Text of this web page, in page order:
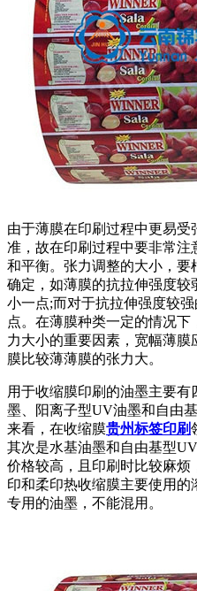
由于薄膜在印刷过程中更易
准，故在印刷过程中要非常
和平衡。张力调整的大小，
确定，如薄膜的抗拉伸强度
小一点;而对于抗拉伸强度较
点。在薄膜种类一定的情况
力大小的重要因素，宽幅薄
膜比较薄薄膜的张力大。
用于收缩膜印刷的油墨主要
墨、阳离子型UV油墨和自由
来看，在收缩膜贵州标签印刷
其次是水基油墨和自由基型
价格较高，且印刷时比较麻烦
印和柔印热收缩膜主要使用的
专用的油墨，不能混用。